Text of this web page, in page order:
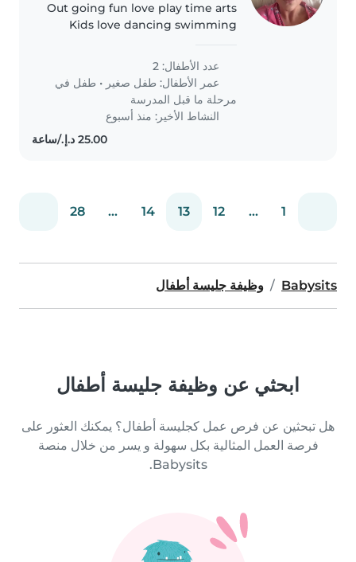
Out going fun love play time arts
Kids love dancing swimming
عدد الأطفال: 2
عمر الأطفال: طفل صغير • طفل في
مرحلة ما قبل المدرسة
النشاط الأخير: منذ أسبوع
1
...
12
13
14
...
28
Babysits وظيفة جليسة أطفال
ابحثي عن وظيفة جليسة أطفال
هل تبحثين عن فرص عمل كجليسة أطفال؟ يمكنك العثور على
فرصة العمل المثالية بكل سهولة و يسر من خلال منصة
Babysits.